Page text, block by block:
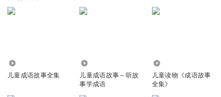
儿童成语故事全集
儿童成语故事～听故
事学成语
儿童读物《成语故事
全集》